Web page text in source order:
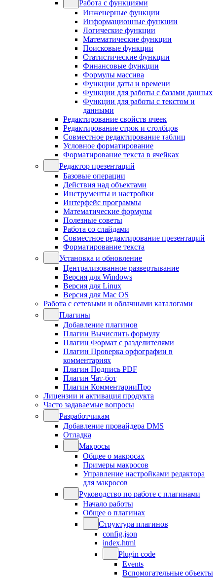
Работа с функциями
Инженерные функции
Информационные функции
Логические функции
Математические функции
Поисковые функции
Статистические функции
Финансовые функции
Формулы массива
Функции даты и времени
Функции для работы с базами данных
Функции для работы с текстом и
данными
Редактирование свойств ячеек
Редактирование строк и столбцов
Совместное редактирование таблиц
Условное форматирование
Форматирование текста в ячейках
Редактор презентаций
Базовые операции
Действия над объектами
Инструменты и настройки
Интерфейс программы
Математические формулы
Полезные советы
Работа со слайдами
Совместное редактирование презентаций
Форматирование текста
Установка и обновление
Централизованное развертывание
Версия для Windows
Версия для Linux
Версия для Mac OS
Работа с сетевыми и облачными каталогами
Плагины
Добавление плагинов
Плагин Вычислить формулу
Плагин Формат с разделителями
Плагин Проверка орфографии в
комментариях
Плагин Подпись PDF
Плагин Чат-бот
Плагин КомментарииПро
Лицензии и активация продукта
Часто задаваемые вопросы
Разработчикам
Добавление провайдера DMS
Отладка
Макросы
Общее о макросах
Примеры макросов
Управление настройками редактора
для макросов
Руководство по работе с плагинами
Начало работы
Общее о плагинах
Структура плагинов
config.json
index.html
Plugin code
Events
Вспомогательные объекты